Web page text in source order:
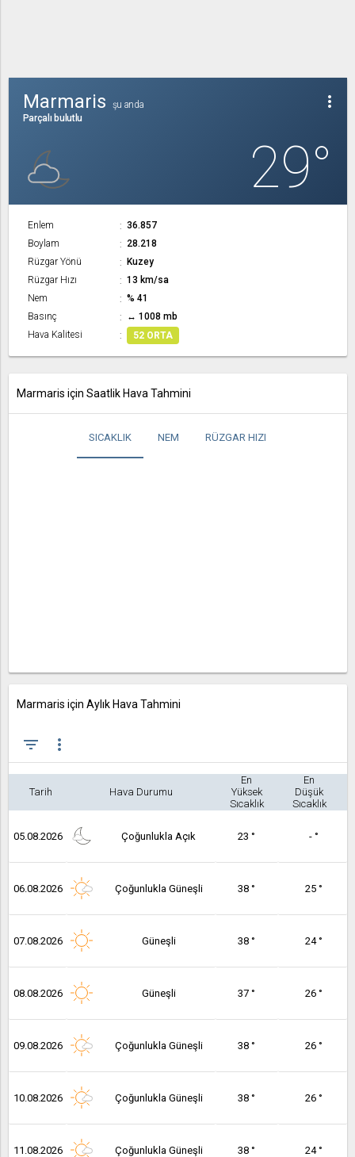
more_vert
Marmaris
şu anda
Parçalı bulutlu
29°
Enlem
36.857
Boylam
28.218
Rüzgar Yönü
Kuzey
Rüzgar Hızı
13 km/sa
Nem
% 41
Basınç
↔ 1008 mb
Hava Kalitesi
52 ORTA
Marmaris için Saatlik Hava Tahmini
SICAKLIK NEM RÜZGAR HIZI
Marmaris için Aylık Hava Tahmini
filter_list more_vert
Tarih Hava Durumu
En
Yüksek
Sıcaklık
En
Düşük
Sıcaklık
05.08.2026 Çoğunlukla Açık 23 ° - °
06.08.2026 Çoğunlukla Güneşli 38 ° 25 °
07.08.2026 Güneşli 38 ° 24 °
08.08.2026 Güneşli 37 ° 26 °
09.08.2026 Çoğunlukla Güneşli 38 ° 26 °
10.08.2026 Çoğunlukla Güneşli 38 ° 26 °
11.08.2026 Çoğunlukla Güneşli 38 ° 24 °